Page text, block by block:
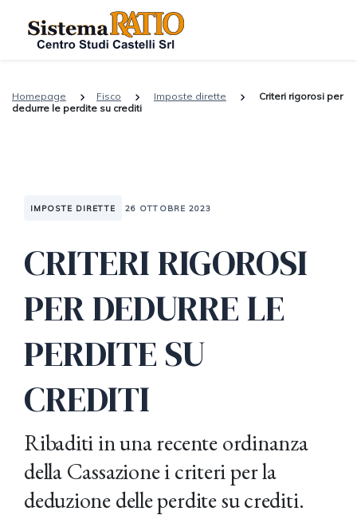
Homepage Fisco Imposte dirette
Criteri rigorosi per
dedurre le perdite su crediti
IMPOSTE DIRETTE 26 OTTOBRE 2023
CRITERI RIGOROSI
PER DEDURRE LE
PERDITE SU
CREDITI
Ribaditi in una recente ordinanza
della Cassazione i criteri per la
deduzione delle perdite su crediti.